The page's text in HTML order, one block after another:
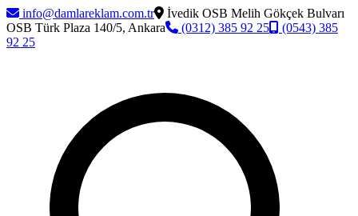
info@damlareklam.com.tr
İvedik OSB Melih Gökçek Bulvarı
OSB Türk Plaza 140/5, Ankara
(0312) 385 92 25
(0543) 385
92 25